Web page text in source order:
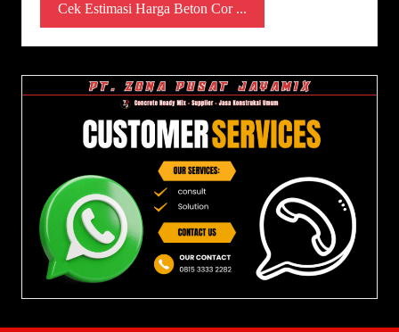
Cek Estimasi Harga Beton Cor ...